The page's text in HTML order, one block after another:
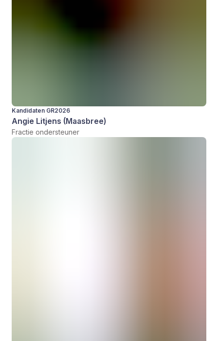
Kandidaten GR2026
Angie Litjens (Maasbree)
Fractie ondersteuner